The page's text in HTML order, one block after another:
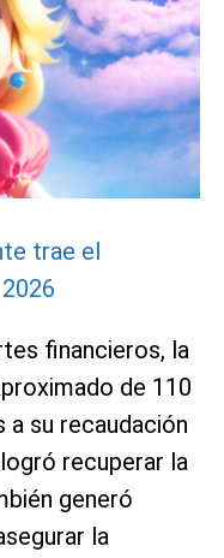
trae el
financieros, la
de 110
a su recaudación
recuperar la
generó
la